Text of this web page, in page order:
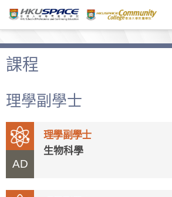
主
容課程
理學副學士
AD
理學副學士
生物科學